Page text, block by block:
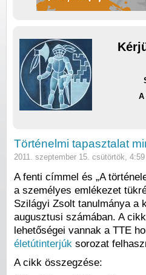
A
Történelmi tapasztalat
2011. szeptember 15. csütörtök, 4:59
A fenti címmel és „A
a személyes emlékezet
Szilágyi Zsolt tanulmánya a
augusztusi számában. A
lehetőségei vannak a TTE
életútinterjúk sorozat
A cikk összegzése: